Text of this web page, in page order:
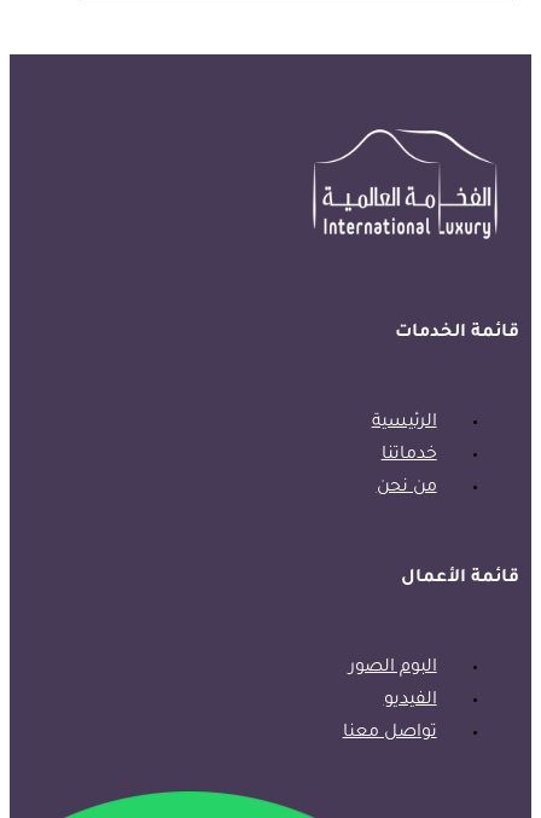
قائمة الخدمات
الرئيسية
خدماتنا
من نحن
قائمة الأعمال
البوم الصور
الفيديو
تواصل معنا